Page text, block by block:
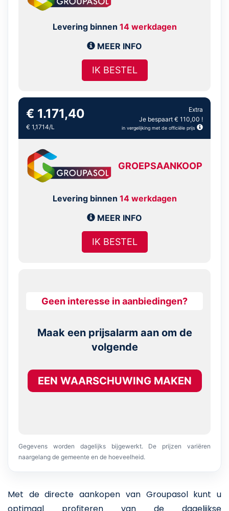
Levering binnen 14 werkdagen
MEER INFO
IK BESTEL
€ 1.171,40
€ 1,1714/L
Extra
Je bespaart € 110,00 !
in vergelijking met de officiële prijs
GROEPSAANKOOP
Levering binnen 14 werkdagen
MEER INFO
IK BESTEL
Geen interesse in aanbiedingen?
Maak een prijsalarm aan om de
volgende
EEN WAARSCHUWING MAKEN
Gegevens worden dagelijks bijgewerkt. De prijzen variëren
naargelang de gemeente en de hoeveelheid.
Met de directe aankopen van Groupasol kunt u
optimaal profiteren van de dagelijkse